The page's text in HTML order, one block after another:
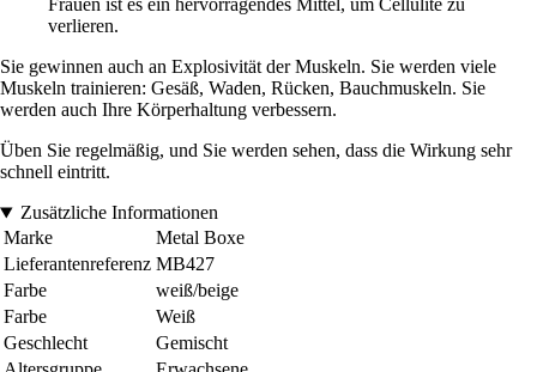
Frauen ist es ein hervorragendes Mittel, um Cellulite zu
verlieren.
Sie gewinnen auch an Explosivität der Muskeln. Sie werden viele
Muskeln trainieren: Gesäß, Waden, Rücken, Bauchmuskeln. Sie
werden auch Ihre Körperhaltung verbessern.
Üben Sie regelmäßig, und Sie werden sehen, dass die Wirkung sehr
schnell eintritt.
Zusätzliche Informationen
Marke
Metal Boxe
Lieferantenreferenz MB427
Farbe
weiß/beige
Farbe
Weiß
Geschlecht
Gemischt